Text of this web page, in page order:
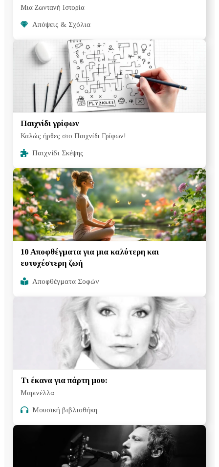
Μια Ζωντανή Ιστορία
Απόψεις & Σχόλια
Παιχνίδι γρίφων
Καλώς ήρθες στο Παιχνίδι Γρίφων!
Παιχνίδι Σκέψης
10 Αποφθέγματα για μια καλύτερη και
ευτυχέστερη ζωή
Αποφθέγματα Σοφών
Τι έκανα για πάρτη μου:
Μαρινέλλα
Μουσική βιβλιοθήκη